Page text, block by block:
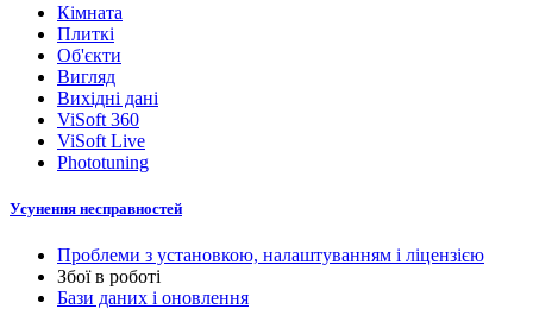
Кімната
Плиткі
Об'єкти
Вигляд
Вихідні дані
ViSoft 360
ViSoft Live
Phototuning
Усунення несправностей
Проблеми з установкою, налаштуванням і ліцензією
Збої в роботі
Бази даних і оновлення